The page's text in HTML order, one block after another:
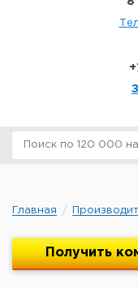
Главная
Получить